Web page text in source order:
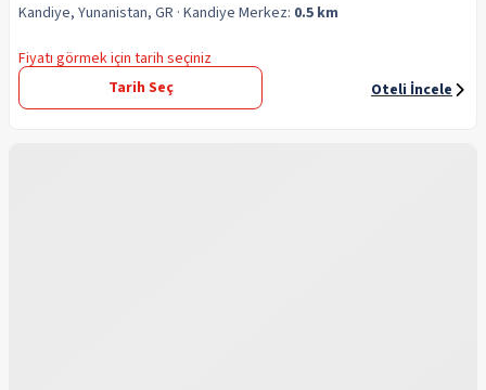
Kandiye, Yunanistan, GR · Kandiye Merkez: 0.5 km
Fiyatı görmek için tarih seçiniz
Tarih Seç
Oteli İncele